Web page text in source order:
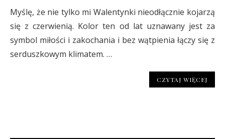
Myślę, że nie tylko mi Walentynki nieodłącznie kojarzą
się z czerwienią. Kolor ten od lat uznawany jest za
symbol miłości i zakochania i bez wątpienia łączy się z
serduszkowym klimatem. …
CZYTAJ WIĘCEJ